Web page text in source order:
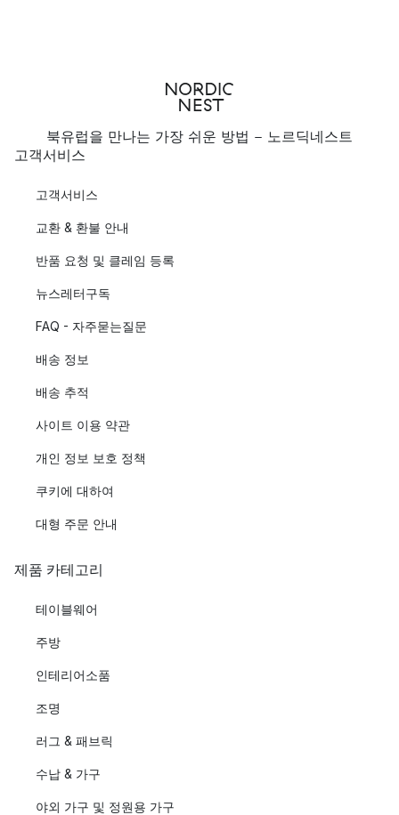
북유럽을 만나는 가장 쉬운 방법 - 노르딕네스트
고객서비스
고객서비스
교환 & 환불 안내
반품 요청 및 클레임 등록
뉴스레터구독
FAQ - 자주묻는질문
배송 정보
배송 추적
사이트 이용 약관
개인 정보 보호 정책
쿠키에 대하여
대형 주문 안내
제품 카테고리
테이블웨어
주방
인테리어소품
조명
러그 & 패브릭
수납 & 가구
야외 가구 및 정원용 가구